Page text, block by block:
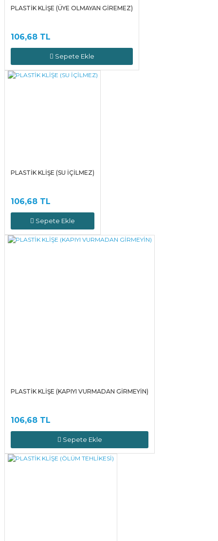
PLASTİK KLİŞE (ÜYE OLMAYAN GİREMEZ)
106,68 TL
Sepete Ekle
PLASTİK KLİŞE (SU İÇİLMEZ)
106,68 TL
Sepete Ekle
PLASTİK KLİŞE (KAPIYI VURMADAN GİRMEYİN)
106,68 TL
Sepete Ekle